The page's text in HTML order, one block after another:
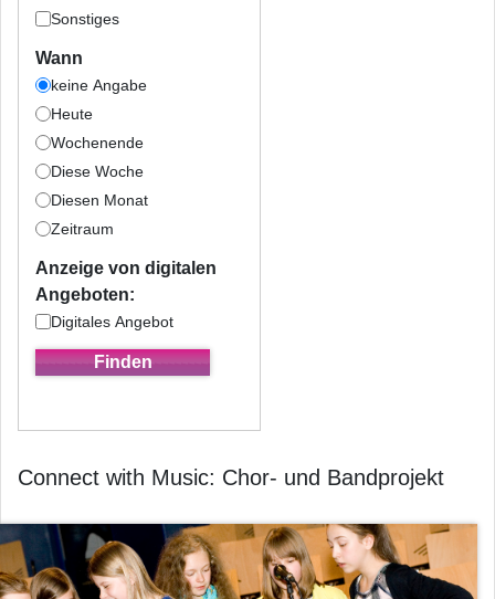
Sonstiges
Wann
keine Angabe
Heute
Wochenende
Diese Woche
Diesen Monat
Zeitraum
Anzeige von digitalen
Angeboten:
Digitales Angebot
Connect with Music: Chor- und Bandprojekt